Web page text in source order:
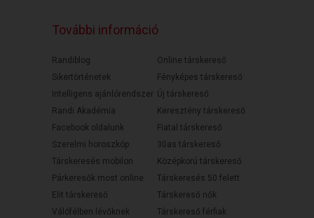
További információ
Randiblog
Sikertörténetek
Intelligens ajánlórendszer
Randi Akadémia
Facebook oldalunk
Szerelmi horoszkóp
Társkeresés mobilon
Párkeresők most online
Elit társkereső
Válófélben lévőknek
Online társkereső
Fényképes társkereső
Új társkereső
Keresztény társkereső
Fiatal társkereső
30as társkereső
Középkorú társkereső
Társkeresés 50 felett
Társkereső nők
Társkereső férfiak